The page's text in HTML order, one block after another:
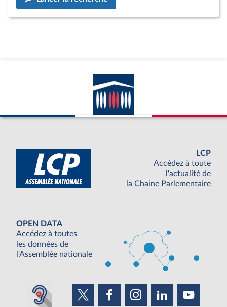
LCP
Accédez à toute
l'actualité de
la Chaine Parlementaire
OPEN DATA
Accédez à toutes
les données de
l'Assemblée nationale